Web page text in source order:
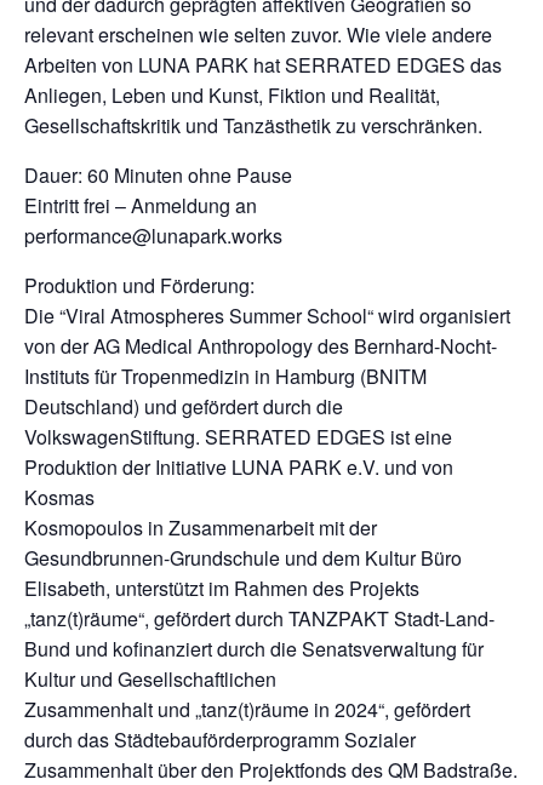
relevant erscheinen wie selten zuvor. Wie viele andere
Arbeiten von LUNA PARK hat SERRATED EDGES das
Anliegen, Leben und Kunst, Fiktion und Realität,
Gesellschaftskritik und Tanzästhetik zu verschränken.
Dauer: 60 Minuten ohne Pause
Eintritt frei – Anmeldung an
performance@lunapark.works
Produktion und Förderung:
Die “Viral Atmospheres Summer School“ wird organisiert
von der AG Medical Anthropology des Bernhard-Nocht-
Instituts für Tropenmedizin in Hamburg (BNITM
Deutschland) und gefördert durch die
VolkswagenStiftung. SERRATED EDGES ist eine
Produktion der Initiative LUNA PARK e.V. und von
Kosmas
Kosmopoulos in Zusammenarbeit mit der
Gesundbrunnen-Grundschule und dem Kultur Büro
Elisabeth, unterstützt im Rahmen des Projekts
„tanz(t)räume“, gefördert durch TANZPAKT Stadt-Land-
Bund und kofinanziert durch die Senatsverwaltung für
Kultur und Gesellschaftlichen
Zusammenhalt und „tanz(t)räume in 2024“, gefördert
durch das Städtebauförderprogramm Sozialer
Zusammenhalt über den Projektfonds des QM Badstraße.